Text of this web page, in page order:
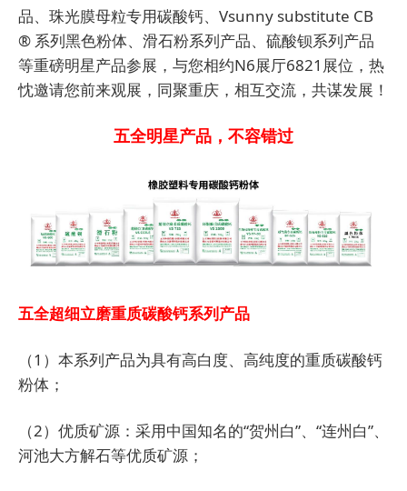
品、珠光膜母粒专用碳酸钙、Vsunny substitute CB
® 系列黑色粉体、滑石粉系列产品、硫酸钡系列产品
等重磅明星产品参展，与您相约N6展厅6821展位，热
忱邀请您前来观展，同聚重庆，相互交流，共谋发展！
五全明星产品，不容错过
五全超细立磨重质碳酸钙系列产品
（1）本系列产品为具有高白度、高纯度的重质碳酸钙
粉体；
（2）优质矿源：采用中国知名的“贺州白”、“连州白”、
河池大方解石等优质矿源；